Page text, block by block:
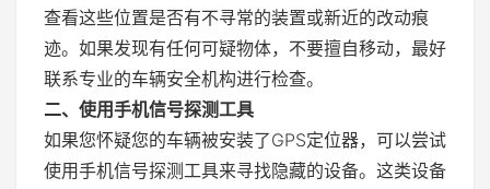
查看这些位置是否有不寻常的装置或新近的改动痕
迹。如果发现有任何可疑物体，不要擅自移动，最好
联系专业的车辆安全机构进行检查。
二、使用手机信号探测工具
如果您怀疑您的车辆被安装了GPS定位器，可以尝试
使用手机信号探测工具来寻找隐藏的设备。这类设备